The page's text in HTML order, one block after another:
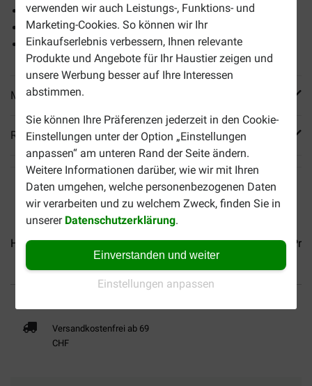
verwenden wir auch Leistungs-, Funktions- und
Marketing-Cookies. So können wir Ihr
Einkaufserlebnis verbessern, Ihnen relevante
Produkte und Angebote für Ihr Haustier zeigen und
unsere Werbung besser auf Ihre Interessen
abstimmen.
Sie können Ihre Präferenzen jederzeit in den Cookie-
Einstellungen unter der Option „Einstellungen
anpassen“ am unteren Rand der Seite ändern.
Weitere Informationen darüber, wie wir mit Ihren
Daten umgehen, welche personenbezogenen Daten
wir verarbeiten und zu welchem Zweck, finden Sie in
unserer Datenschutzerklärung.
Einverstanden und weiter
Einstellungen anpassen
Unterstützt die Regeneration des Lebergewebes
Kontrollierter Gehalt an leicht verdaulichem Protein
Antioxidantien
Mehr Produktinfos
Reviews
Hill's Prescription Diet... Hill’s Prescription Diet... Hills
Versandkostenfrei ab 69
CHF